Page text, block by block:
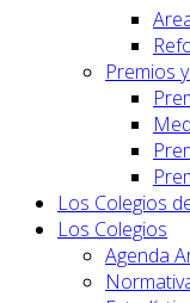
Premios
Los Colegios
Los Colegios
Agenda